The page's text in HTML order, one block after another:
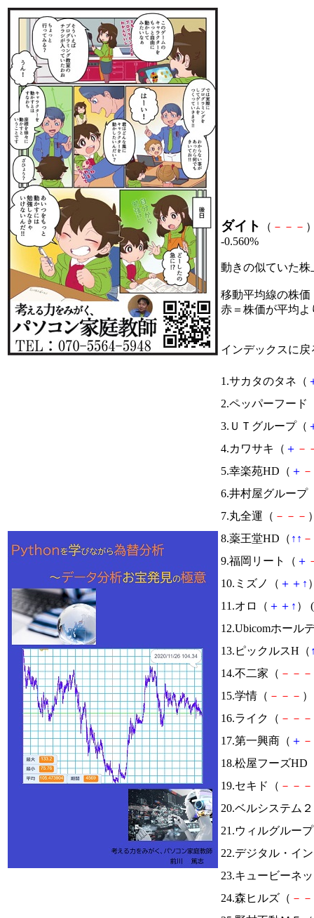
ダイト （ － － －
-0.560%
動きの似ていた
移動平均線の株価
赤＝株価が平均
インデックスに戻
1.サカタのタネ（
2.ペッパーフード
3.ＵＴグループ（
4.カワサキ（ ＋ －
5.幸楽苑HD（ ＋ －
6.井村屋グループ
7.丸全運（ － － －
8.薬王堂HD（ ↑ ↑ －
9.福岡リート（ ＋
10.ミズノ（ ＋ ＋ ↑
11.オロ（ ＋ ＋ ↑ ） (
12.Ubicomホール
13.ピックルスH（
14.不二家（ － － －
15.学情（ － － －
16.ライク（ － － －
17.第一興商（ ＋ －
18.松屋フーズHD
19.セキド（ － － －
20.ベルシステム
21.ウィルグルー
22.デジタル・イ
23.キュービーネ
24.森ヒルズ（ － －